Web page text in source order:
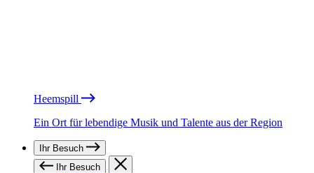
Heemspill
Ein Ort für lebendige Musik und Talente aus der Region
Ihr Besuch
Ihr Besuch